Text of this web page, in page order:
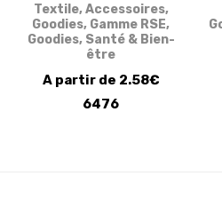
Textile,Accessoires,
Goodies, Gamme RSE,
Goodies, Santé & Bien-
être
A partir de 2.58€
6476